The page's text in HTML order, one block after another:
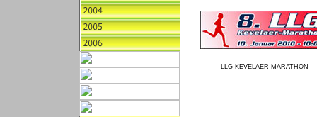
LLG KEVELAER-MARATHON